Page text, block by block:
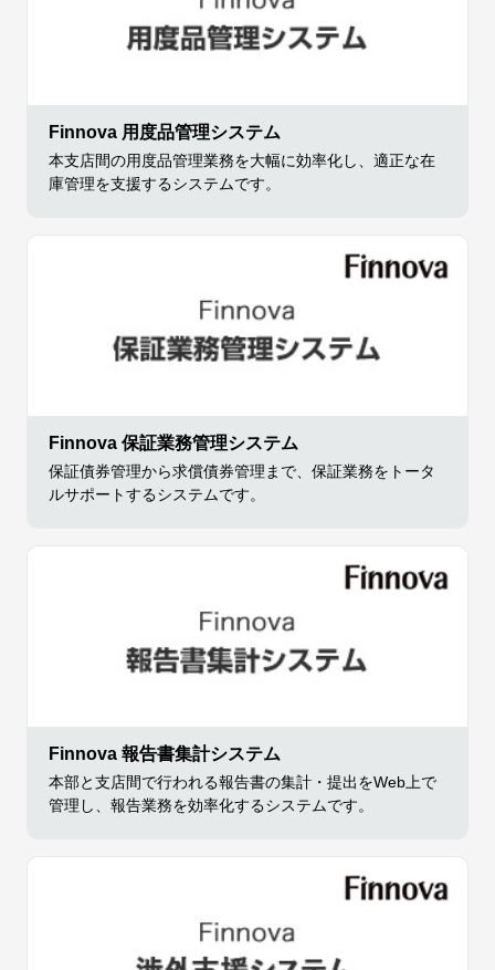
Finnova 用度品管理システム
本支店間の用度品管理業務を大幅に効率化し、適正な在
庫管理を支援するシステムです。
Finnova 保証業務管理システム
保証債券管理から求償債券管理まで、保証業務をトータ
ルサポートするシステムです。
Finnova 報告書集計システム
本部と支店間で行われる報告書の集計・提出をWeb上で
管理し、報告業務を効率化するシステムです。